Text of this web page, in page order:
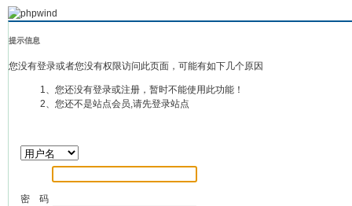
提示信息
您没有登录或者您没有权限访问此页面，可能有如下几个原因
1、您还没有登录或注册，暂时不能使用此功能！
2、您还不是站点会员,请先登录站点
密 码